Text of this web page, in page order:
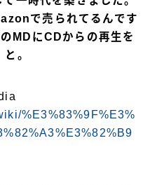
で売られてるんです
MDにCDからの再生を
。
%E3%83%9F%E3%